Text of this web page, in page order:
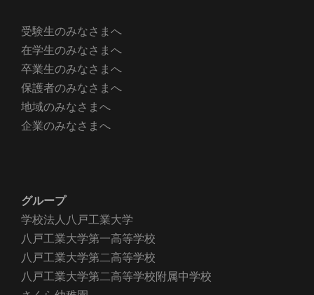
受験生のみなさまへ
在学生のみなさまへ
卒業生のみなさまへ
保護者のみなさまへ
地域のみなさまへ
企業のみなさまへ
グループ
学校法人八戸工業大学
八戸工業大学第一高等学校
八戸工業大学第二高等学校
八戸工業大学第二高等学校附属中学校